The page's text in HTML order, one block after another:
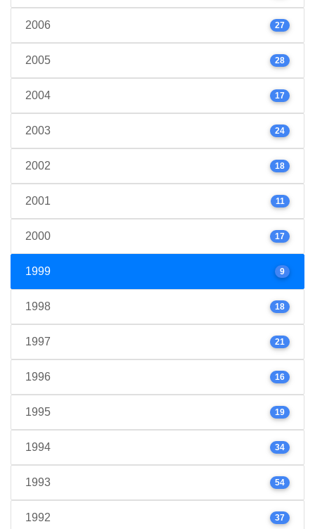
2006 27
2005 28
2004 17
2003 24
2002 18
2001 11
2000 17
1999 9
1998 18
1997 21
1996 16
1995 19
1994 34
1993 54
1992 37